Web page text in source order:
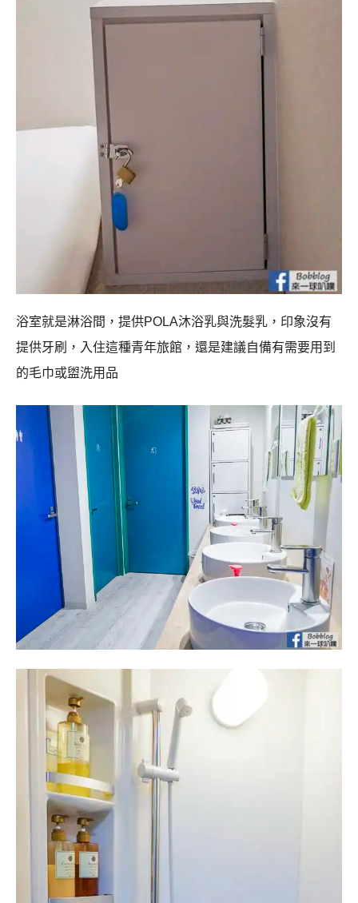
浴室就是淋浴間，提供POLA沐浴乳與洗髮乳，印象沒有
提供牙刷，入住這種青年旅館，還是建議自備有需要用到
的毛巾或盥洗用品